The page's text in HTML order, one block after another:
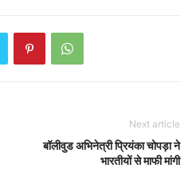
Next article
बॉलीवुड अभिनेत्री प्रियंका चोपड़ा ने
भारतीयों से माफी मांगी